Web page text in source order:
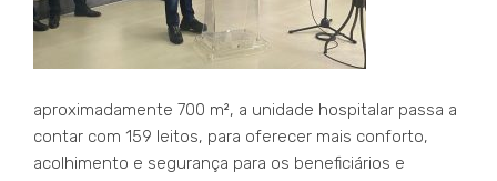
aproximadamente 700 m², a unidade hospitalar passa a
contar com 159 leitos, para oferecer mais conforto,
acolhimento e segurança para os beneficiários e